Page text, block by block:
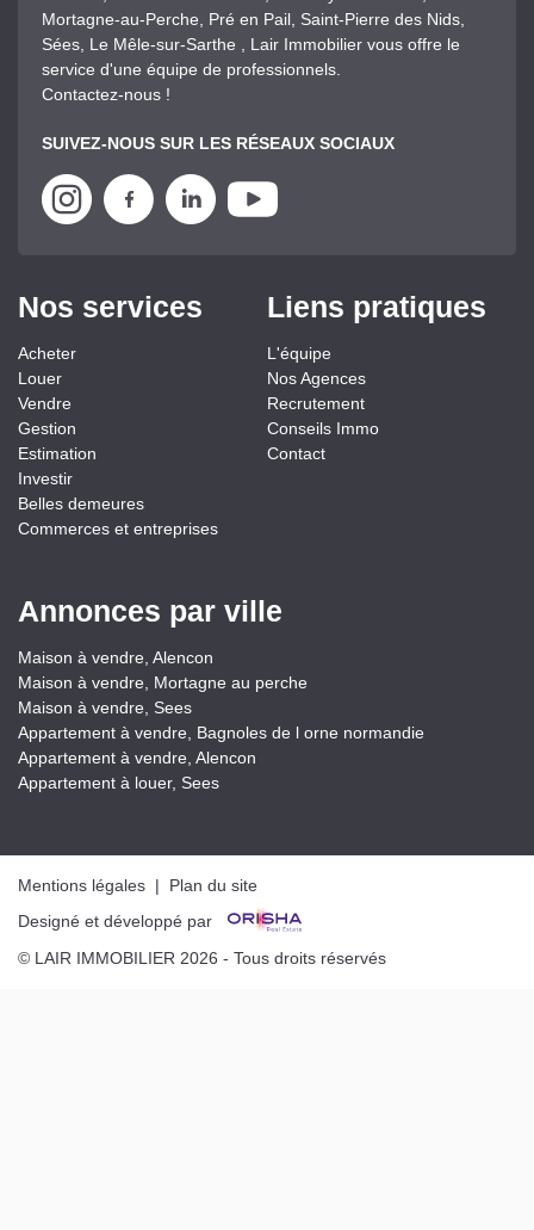
Mortagne-au-Perche, Pré en Pail, Saint-Pierre des Nids,
Sées, Le Mêle-sur-Sarthe , Lair Immobilier vous offre le
service d'une équipe de professionnels.
Contactez-nous !
SUIVEZ-NOUS SUR LES RÉSEAUX SOCIAUX
Nos services
Acheter
Louer
Vendre
Gestion
Estimation
Investir
Belles demeures
Commerces et entreprises
Liens pratiques
L'équipe
Nos Agences
Recrutement
Conseils Immo
Contact
Annonces par ville
Maison à vendre, Alencon
Maison à vendre, Mortagne au perche
Maison à vendre, Sees
Appartement à vendre, Bagnoles de l orne normandie
Appartement à vendre, Alencon
Appartement à louer, Sees
Mentions légales | Plan du site
Designé et développé par
© LAIR IMMOBILIER 2026 - Tous droits réservés